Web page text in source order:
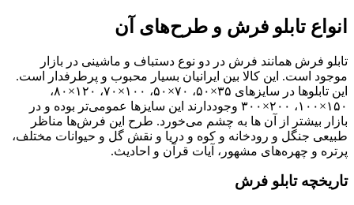
انواع تابلو فرش و طرح‌های آن
تابلو فرش همانند فرش در دو نوع دستباف و ماشینی در بازار
موجود است. این کالا بین ایرانیان بسیار محبوب و پرطرفدار است.
این تابلوها در سایزهای ۳۵×۵۰، ۷۰×۵۰، ۱۰۰×۷۰، ۱۲۰×۸۰،
۱۵۰×۱۰۰، ۲۰۰×۳۰۰ وجوددارند‌ این سایزها عمومی‌تر بوده و در
بازار بیشتر از آن ها به چشم می‌خورد. طرح این فرش‌ها مناظر
طبیعی جنگل و رودخانه و کوه و دریا و نقش گل و حیوانات مختلف،
پرتره و چهره‌های مشهور، آیات قرآن و احادیث.
تاریخچه تابلو فرش